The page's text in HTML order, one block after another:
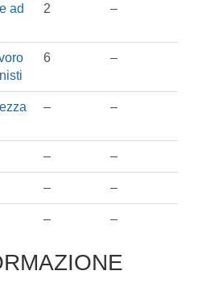
ad
2 –
6 –
– –
– –
– –
– –